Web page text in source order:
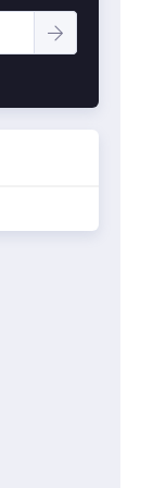
ум. Самая
страхов
ушей. Он